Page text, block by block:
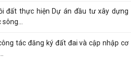
đất thực hiện Dự án đầu tư xây dựng
tác đăng ký đất đai và cập nhập cơ